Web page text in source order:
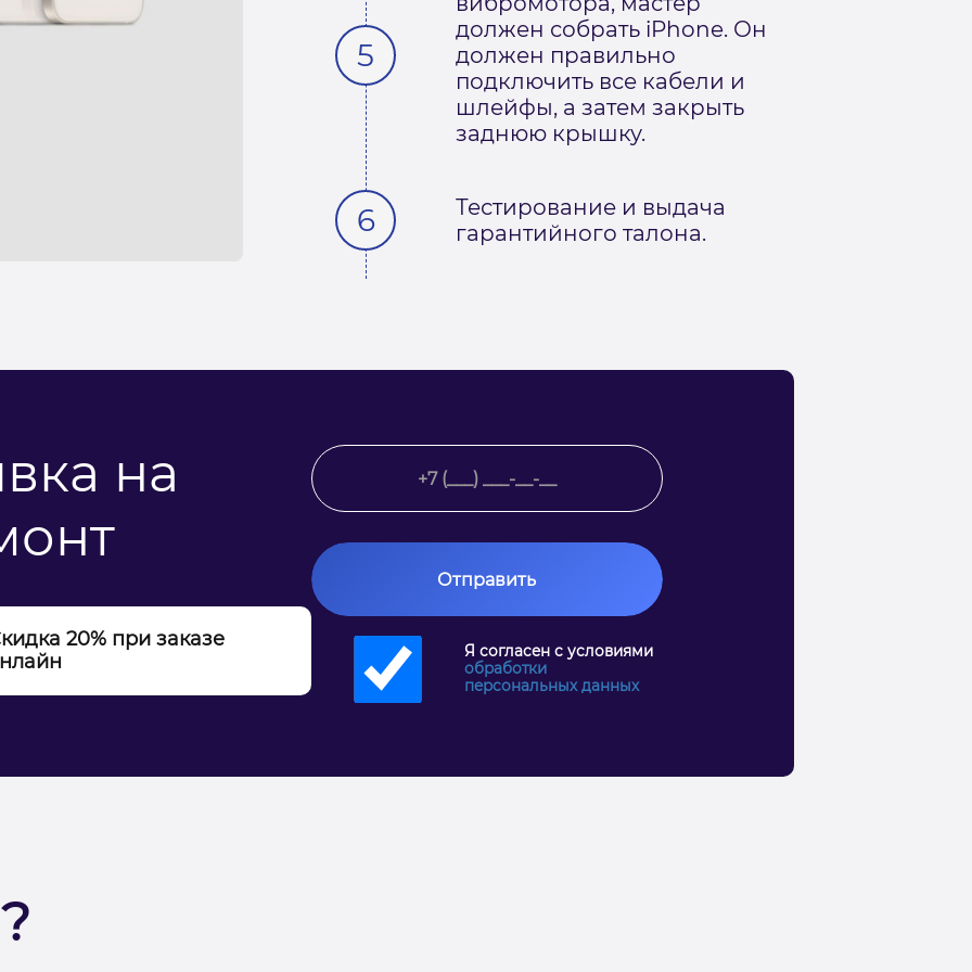
должен собрать iPhone. Он
должен правильно
подключить все кабели и
шлейфы, а затем закрыть
заднюю крышку.
Тестирование и выдача
гарантийного талона.
на
20% при заказе
Отправить
Я согласен с условиями
обработки
персональных данных